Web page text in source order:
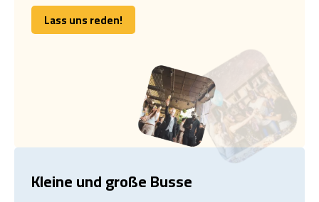
Lass uns reden!
Lass uns reden!
Kleine und große Busse